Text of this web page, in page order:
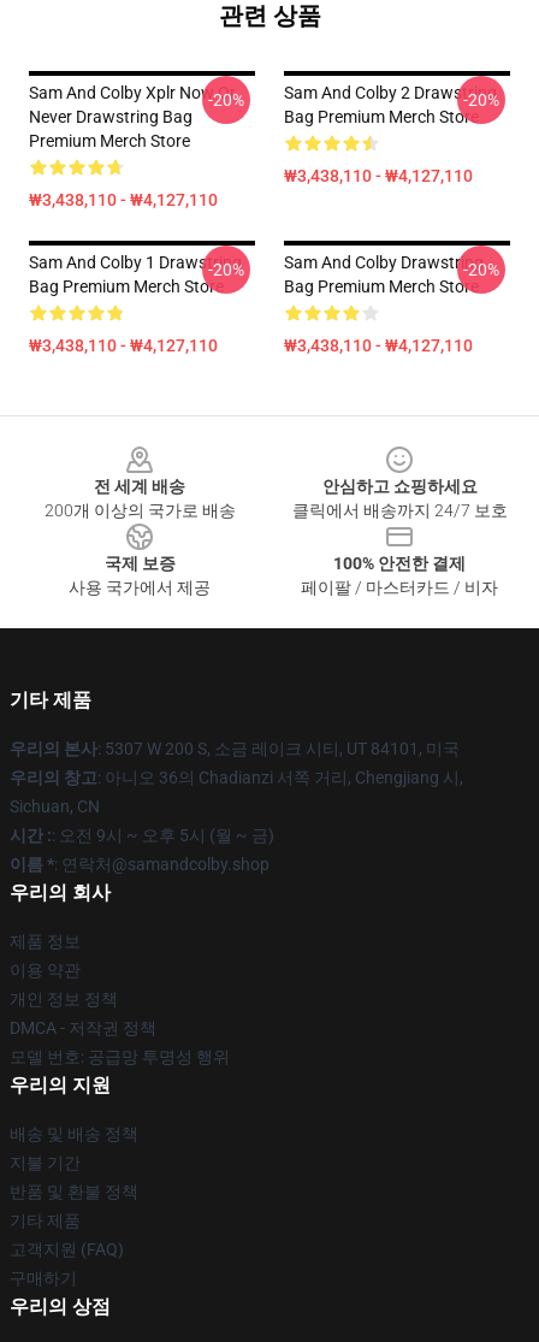
관련 상품
Sam And Colby Xplr Now Or
Never Drawstring Bag
Premium Merch Store
₩3,438,110 - ₩4,127,110
-20%
Sam And Colby 2 Drawstring
Bag Premium Merch Store
₩3,438,110 - ₩4,127,110
-20%
Sam And Colby 1 Drawstring
Bag Premium Merch Store
₩3,438,110 - ₩4,127,110
-20%
Sam And Colby Drawstring
Bag Premium Merch Store
₩3,438,110 - ₩4,127,110
-20%
전 세계 배송
200개 이상의 국가로 배송
안심하고 쇼핑하세요
클릭에서 배송까지 24/7 보호
국제 보증
사용 국가에서 제공
100% 안전한 결제
페이팔 / 마스터카드 / 비자
기타 제품
우리의 본사: 5307 W 200 S, 소금 레이크 시티, UT 84101, 미국
우리의 창고: 아니오 36의 Chadianzi 서쪽 거리, Chengjiang 시,
Sichuan, CN
시간 :: 오전 9시 ~ 오후 5시 (월 ~ 금)
이름 *: 연락처@samandcolby.shop
우리의 회사
제품 정보
이용 약관
개인 정보 정책
DMCA - 저작권 정책
모델 번호: 공급망 투명성 행위
우리의 지원
배송 및 배송 정책
지불 기간
반품 및 환불 정책
기타 제품
고객지원 (FAQ)
구매하기
우리의 상점